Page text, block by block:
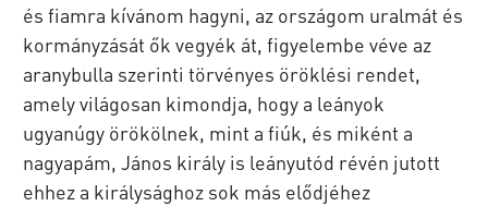
és fiamra kívánom hagyni, az országom uralmát és
kormányzását ők vegyék át, figyelembe véve az
aranybulla szerinti törvényes öröklési rendet,
amely világosan kimondja, hogy a leányok
ugyanúgy örökölnek, mint a fiúk, és miként a
nagyapám, János király is leányutód révén jutott
ehhez a királysághoz sok más elődjéhez